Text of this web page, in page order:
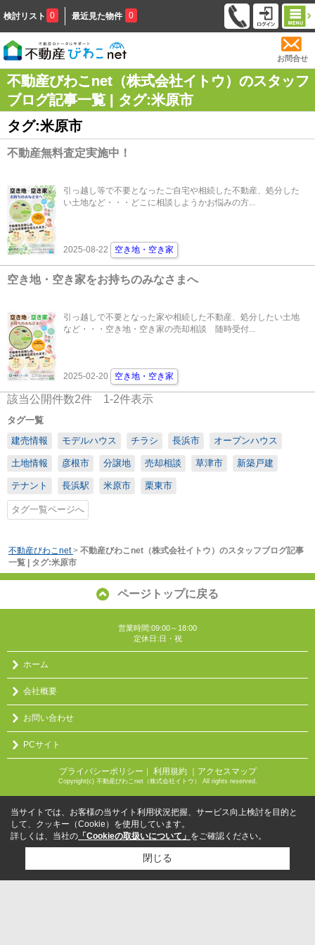
検討リスト 0 最近見た物件 0
お問合せ
不動産びわこnet（株式会社イトウ）のスタッフ
ブログ記事一覧 | タグ:米原市
タグ:米原市
不動産無料査定実施中！
引っ越し等で不要となったご自宅や相続した不動産、処分した
い土地など・・・どこに相談しようかお悩みの方...
2025-08-22 空き地・空き家
空き地・空き家をお持ちのみなさまへ
引っ越しで不要となった家や相続した不動産、処分したい土地
など・・・空き地・空き家の売却相談 随時受付...
2025-02-20 空き地・空き家
該当公開件数2件 1-2件表示
タグ一覧
建売情報
モデルハウス チラシ 長浜市 オープンハウス
土地情報 彦根市 分譲地 売却相談 草津市 新築戸建
テナント 長浜駅 米原市 栗東市
タグ一覧ページへ
不動産びわこnet > 不動産びわこnet（株式会社イトウ）のスタッフブログ記事
一覧 | タグ:米原市
ページトップに戻る
営業時間:09:00～18:00
定休日:日・祝
ホーム
会社概要
お問い合わせ
PCサイト
プライバシーポリシー ｜ 利用規約 ｜アクセスマップ
Copyright(c) 不動産びわこnet（株式会社イトウ） All rights reserved.
当サイトでは、お客様の当サイト利用状況把握、サービス向上検討を目的と
して、クッキー（Cookie）を使用しています。
詳しくは、当社の 「Cookieの取扱いについて」 をご確認ください。
閉じる